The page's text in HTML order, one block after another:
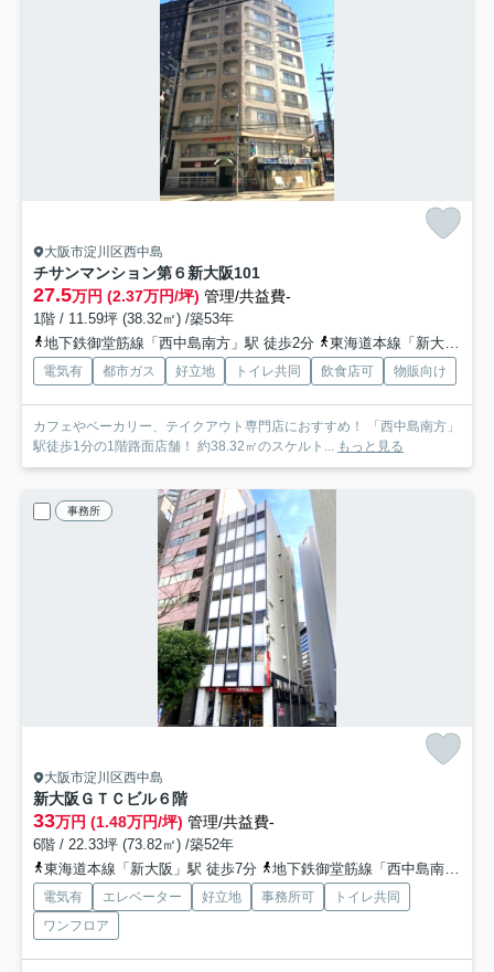
大阪市淀川区西中島
チサンマンション第６新大阪101
27.5万円 (2.37万円/坪) 管理/共益費-
1階 / 11.59坪 (38.32㎡) /築53年
地下鉄御堂筋線「西中島南方」駅 徒歩2分
東海道本線「新大阪」駅 徒歩12分
電気有 都市ガス 好立地 トイレ共同 飲食店可 物販向け
カフェやベーカリー、テイクアウト専門店におすすめ！ 「西中島南方」
駅徒歩1分の1階路面店舗！ 約38.32㎡のスケルト... もっと見る
事務所
大阪市淀川区西中島
新大阪ＧＴＣビル６階
33万円 (1.48万円/坪) 管理/共益費-
6階 / 22.33坪 (73.82㎡) /築52年
東海道本線「新大阪」駅 徒歩7分
地下鉄御堂筋線「西中島南方」駅 徒歩6分
電気有 エレベーター 好立地 事務所可
トイレ共同
ワンフロア